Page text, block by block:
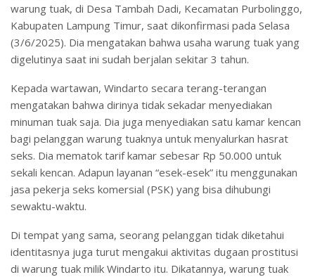
warung tuak, di Desa Tambah Dadi, Kecamatan Purbolinggo,
Kabupaten Lampung Timur, saat dikonfirmasi pada Selasa
(3/6/2025). Dia mengatakan bahwa usaha warung tuak yang
digelutinya saat ini sudah berjalan sekitar 3 tahun.
Kepada wartawan, Windarto secara terang-terangan
mengatakan bahwa dirinya tidak sekadar menyediakan
minuman tuak saja. Dia juga menyediakan satu kamar kencan
bagi pelanggan warung tuaknya untuk menyalurkan hasrat
seks. Dia mematok tarif kamar sebesar Rp 50.000 untuk
sekali kencan. Adapun layanan “esek-esek” itu menggunakan
jasa pekerja seks komersial (PSK) yang bisa dihubungi
sewaktu-waktu.
Di tempat yang sama, seorang pelanggan tidak diketahui
identitasnya juga turut mengakui aktivitas dugaan prostitusi
di warung tuak milik Windarto itu. Dikatannya, warung tuak